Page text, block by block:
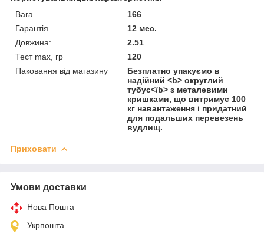
Вага
166
Гарантія
12 мес.
Довжина:
2.51
Тест max, гр
120
Паковання від магазину
Безплатно упакуємо в
надійний <b> округлий
тубус</b> з металевими
кришками, що витримує 100
кг навантаження і придатний
для подальших перевезень
вудлищ.
Приховати
Умови доставки
Нова Пошта
Укрпошта